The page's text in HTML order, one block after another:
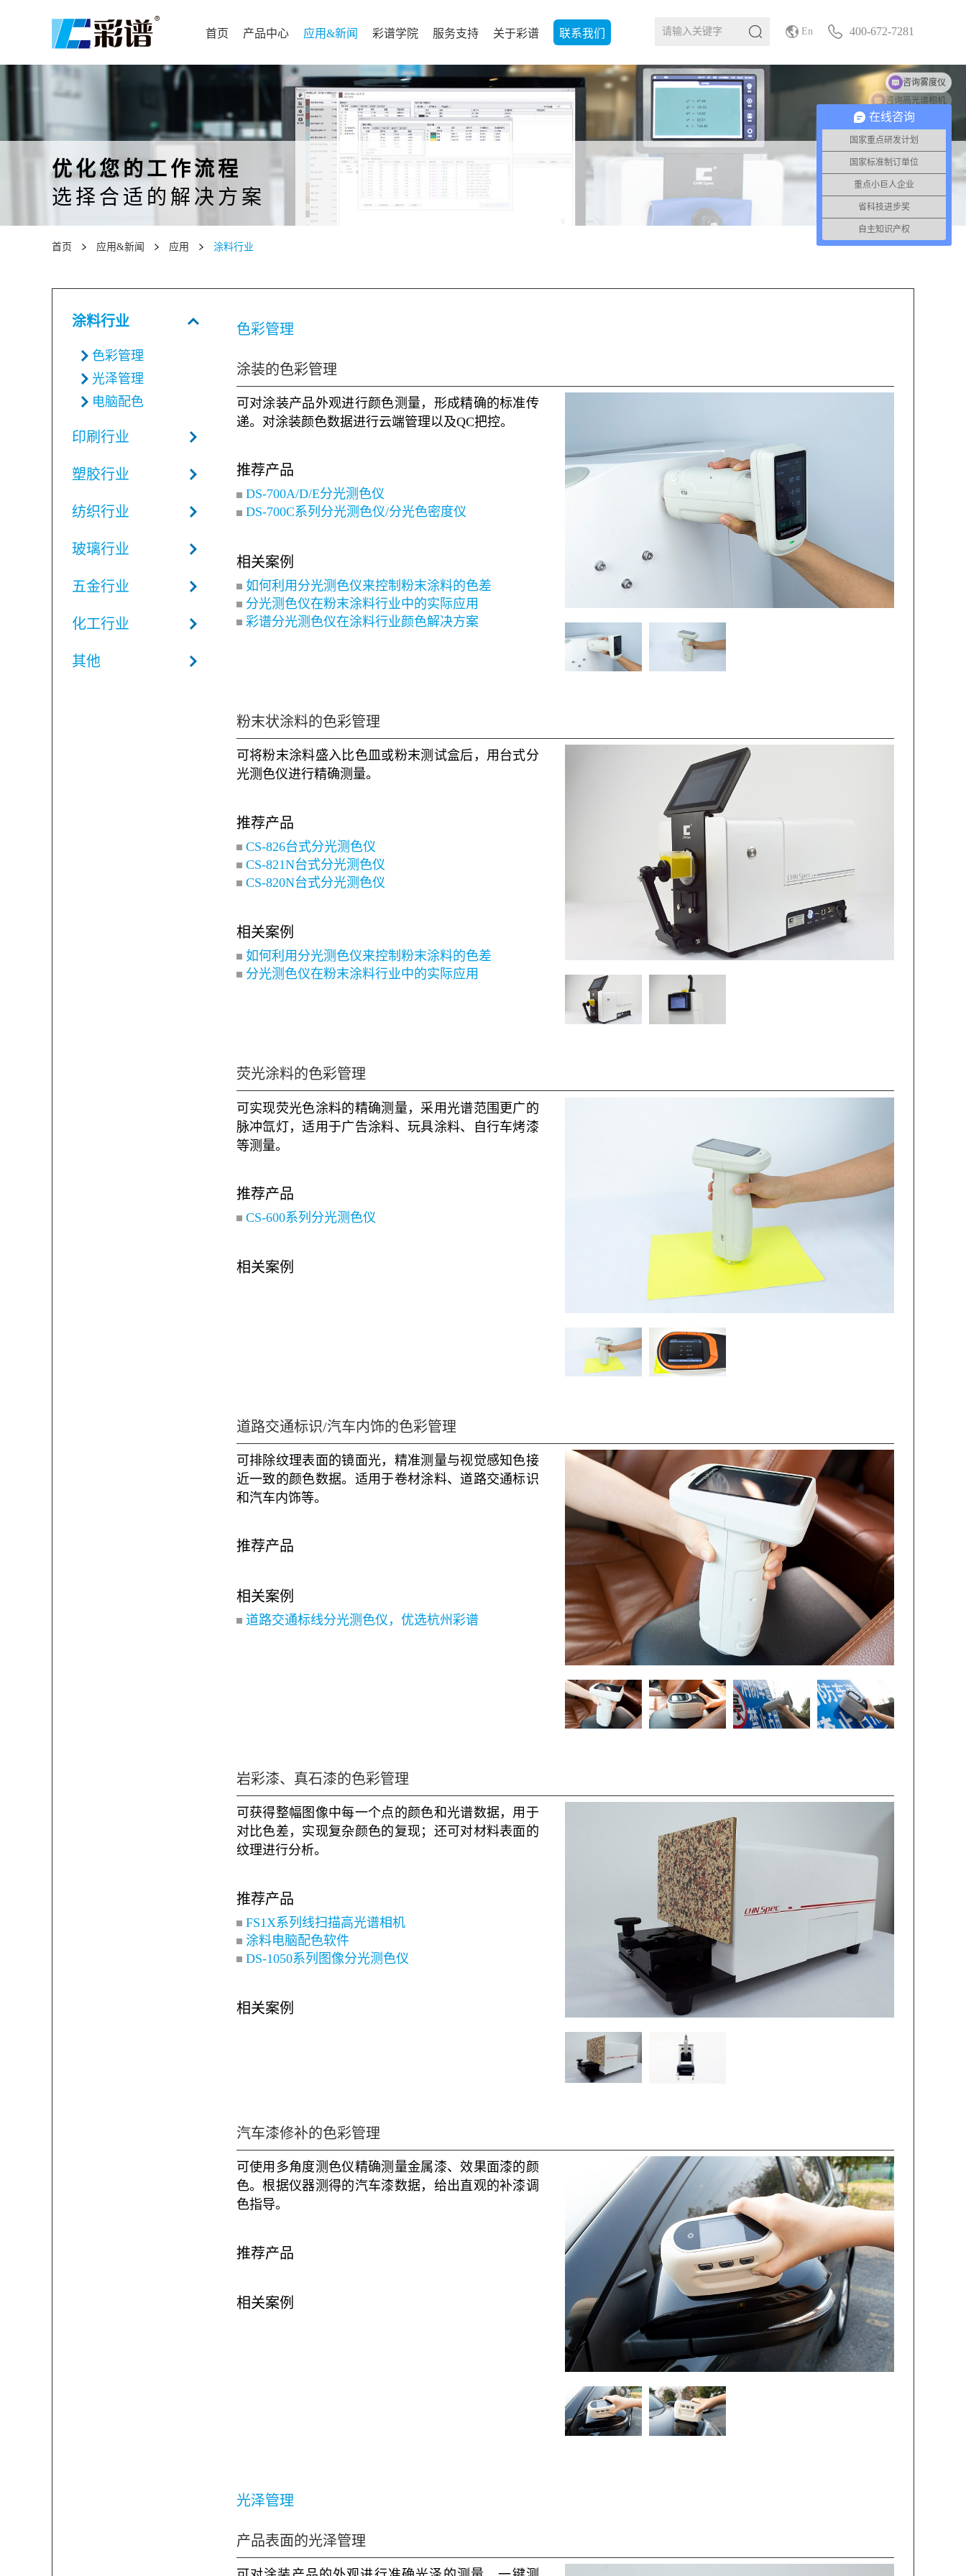
首页 产品中心 应用&新闻 彩谱学院 服务支持 关于彩谱 联系我们 En 400-672-7281
优化您的工作流程
选择合适的解决方案
首页 应用&新闻 应用 涂料行业
涂料行业
色彩管理
光泽管理
电脑配色
印刷行业
塑胶行业
纺织行业
玻璃行业
五金行业
化工行业
其他
色彩管理
涂装的色彩管理
可对涂装产品外观进行颜色测量，形成精确的标准传
递。对涂装颜色数据进行云端管理以及QC把控。
推荐产品
DS-700A/D/E分光测色仪
DS-700C系列分光测色仪/分光色密度仪
相关案例
如何利用分光测色仪来控制粉末涂料的色差
分光测色仪在粉末涂料行业中的实际应用
彩谱分光测色仪在涂料行业颜色解决方案
粉末状涂料的色彩管理
可将粉末涂料盛入比色皿或粉末测试盒后，用台式分
光测色仪进行精确测量。
推荐产品
CS-826台式分光测色仪
CS-821N台式分光测色仪
CS-820N台式分光测色仪
相关案例
如何利用分光测色仪来控制粉末涂料的色差
分光测色仪在粉末涂料行业中的实际应用
荧光涂料的色彩管理
可实现荧光色涂料的精确测量，采用光谱范围更广的
脉冲氙灯，适用于广告涂料、玩具涂料、自行车烤漆
等测量。
推荐产品
CS-600系列分光测色仪
相关案例
道路交通标识/汽车内饰的色彩管理
可排除纹理表面的镜面光，精准测量与视觉感知色接
近一致的颜色数据。适用于卷材涂料、道路交通标识
和汽车内饰等。
推荐产品
相关案例
道路交通标线分光测色仪，优选杭州彩谱
岩彩漆、真石漆的色彩管理
可获得整幅图像中每一个点的颜色和光谱数据，用于
对比色差，实现复杂颜色的复现；还可对材料表面的
纹理进行分析。
推荐产品
FS1X系列线扫描高光谱相机
涂料电脑配色软件
DS-1050系列图像分光测色仪
相关案例
汽车漆修补的色彩管理
可使用多角度测色仪精确测量金属漆、效果面漆的颜
色。根据仪器测得的汽车漆数据，给出直观的补漆调
色指导。
推荐产品
相关案例
光泽管理
产品表面的光泽管理
在线咨询
国家重点研发计划
国家标准制订单位
重点小巨人企业
省科技进步奖
自主知识产权
咨询高光谱相机